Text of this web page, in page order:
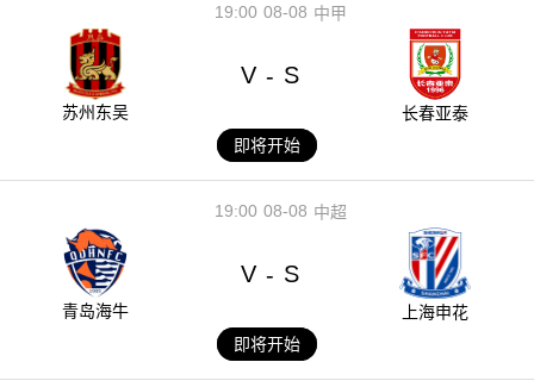
08-08
19:00 中甲
苏州东吴
V - S
长春亚泰
即将开始
08-08
19:00 中超
青岛海牛
V - S
上海申花
即将开始